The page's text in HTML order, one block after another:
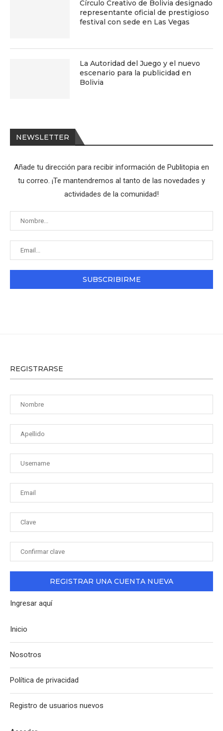
Círculo Creativo de Bolivia designado
representante oficial de prestigioso
festival con sede en Las Vegas
La Autoridad del Juego y el nuevo
escenario para la publicidad en
Bolivia
NEWSLETTER
Añade tu dirección para recibir información de Publitopia en
tu correo. ¡Te mantendremos al tanto de las novedades y
actividades de la comunidad!
REGISTRARSE
Ingresar aquí
Inicio
Nosotros
Política de privacidad
Registro de usuarios nuevos